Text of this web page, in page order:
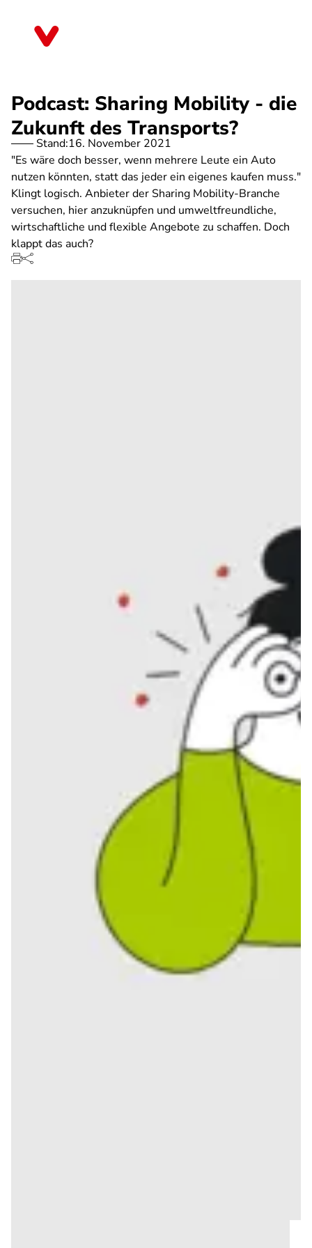
Podcast: Sharing Mobility - die
Zukunft des Transports?
Stand:16. November 2021
"Es wäre doch besser, wenn mehrere Leute ein Auto
nutzen könnten, statt das jeder ein eigenes kaufen muss."
Klingt logisch. Anbieter der Sharing Mobility-Branche
versuchen, hier anzuknüpfen und umweltfreundliche,
wirtschaftliche und flexible Angebote zu schaffen. Doch
klappt das auch?